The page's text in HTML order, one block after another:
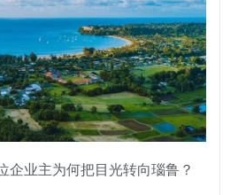
企业主为何把目光转向瑙鲁？